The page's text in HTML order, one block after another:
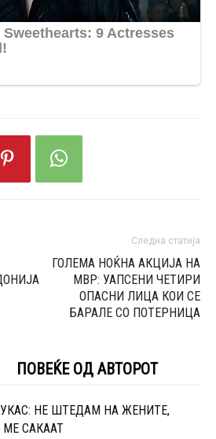
Следна статија
ГОЛЕМА НОЌНА АКЦИЈА НА
МВР: УАПСЕНИ ЧЕТИРИ
ОПАСНИ ЛИЦА КОИ СЕ
БАРАЛЕ СО ПОТЕРНИЦА
ПОВЕЌЕ ОД АВТОРОТ
НЕ ШТЕДАМ НА ЖЕНИТЕ,
МЕ САКААТ